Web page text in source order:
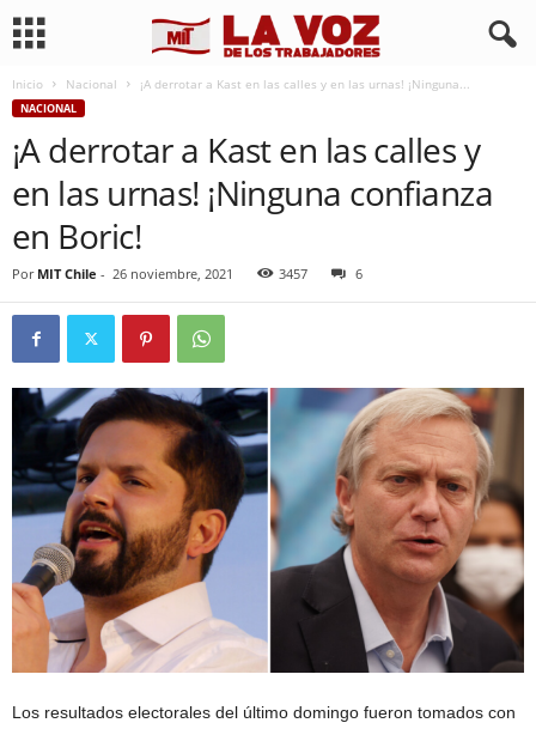
Inicio Nacional ¡A derrotar a Kast en las calles y en las urnas! ¡Ninguna...
NACIONAL
¡A derrotar a Kast en las calles y
en las urnas! ¡Ninguna confianza
en Boric!
Por MIT Chile - 26 noviembre, 2021 3457 6
Los resultados electorales del último domingo fueron tomados con